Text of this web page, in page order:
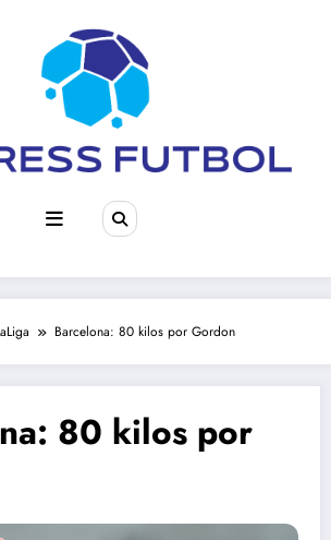
Barcelona: 80 kilos por Gordon
80 kilos por